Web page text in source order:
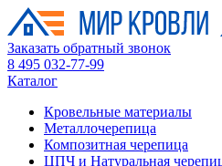
Заказать обратный звонок
8 495 032-77-99
Каталог
Кровельные материалы
Металлочерепица
Композитная черепица
ЦПЧ и Натуральная